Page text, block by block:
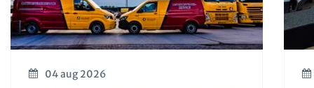
04 aug 2026